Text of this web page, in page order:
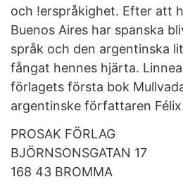
och !erspråkighet. Efter att
Buenos Aires har spanska
språk och den argentinska
fångat hennes hjärta.
förlagets första bok
argentinske författaren
PROSAK FÖRLAG
BJÖRNSONSGATAN 17
168 43 BROMMA